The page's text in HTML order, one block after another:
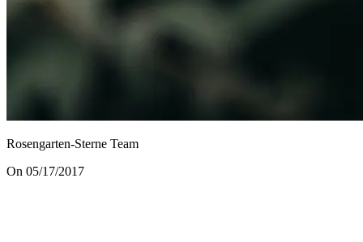
Rosengarten-Sterne Team
On 05/17/2017